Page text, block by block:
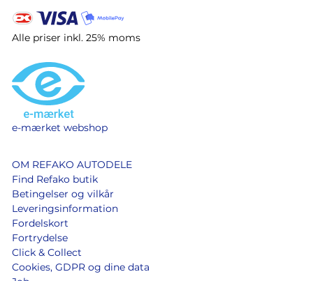
Alle priser inkl. 25% moms
e-mærket webshop
OM REFAKO AUTODELE
Find Refako butik
Betingelser og vilkår
Leveringsinformation
Fordelskort
Fortrydelse
Click & Collect
Cookies, GDPR og dine data